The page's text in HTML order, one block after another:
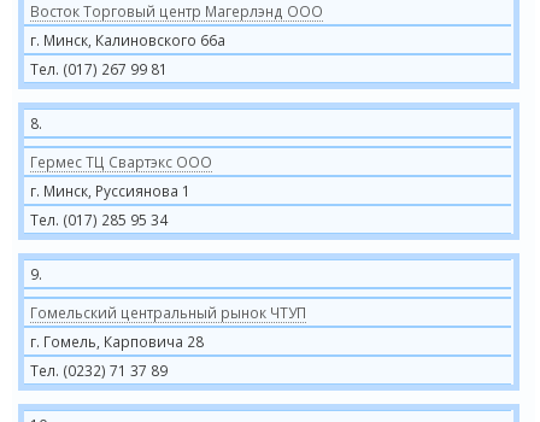
Восток Торговый центр Магерлэнд ООО
г. Минск, Калиновского 66а
Тел. (017) 267 99 81
8.
Гермес ТЦ Свартэкс ООО
г. Минск, Руссиянова 1
Тел. (017) 285 95 34
9.
Гомельский центральный рынок ЧТУП
г. Гомель, Карповича 28
Тел. (0232) 71 37 89